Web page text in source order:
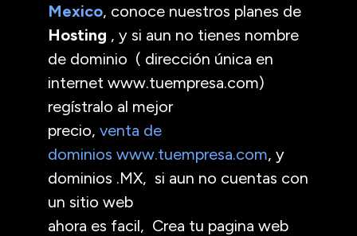
Mexico, conoce nuestros planes de
Hosting , y si aun no tienes nombre
de dominio ( dirección única en
internet www.tuempresa.com)
regístralo al mejor
precio, venta de
dominios www.tuempresa.com, y
dominios .MX, si aun no cuentas con
un sitio web
ahora es facil, Crea tu pagina web